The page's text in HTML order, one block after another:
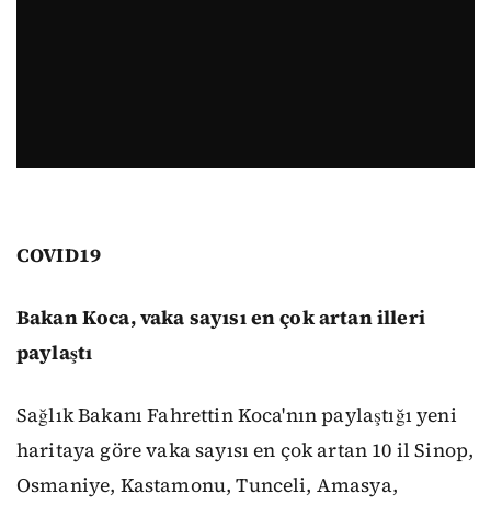
COVID19
Bakan Koca, vaka sayısı en çok artan illeri
paylaştı
Sağlık Bakanı Fahrettin Koca'nın paylaştığı yeni
haritaya göre vaka sayısı en çok artan 10 il Sinop,
Osmaniye, Kastamonu, Tunceli, Amasya,